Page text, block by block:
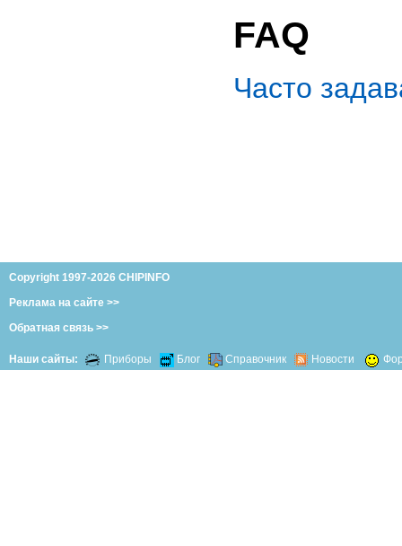
FAQ
Часто
Copyright 1997-2026 CHIPINFO
Реклама на сайте >>
Обратная связь >>
Наши сайты: Приборы Блог Справочник Новости